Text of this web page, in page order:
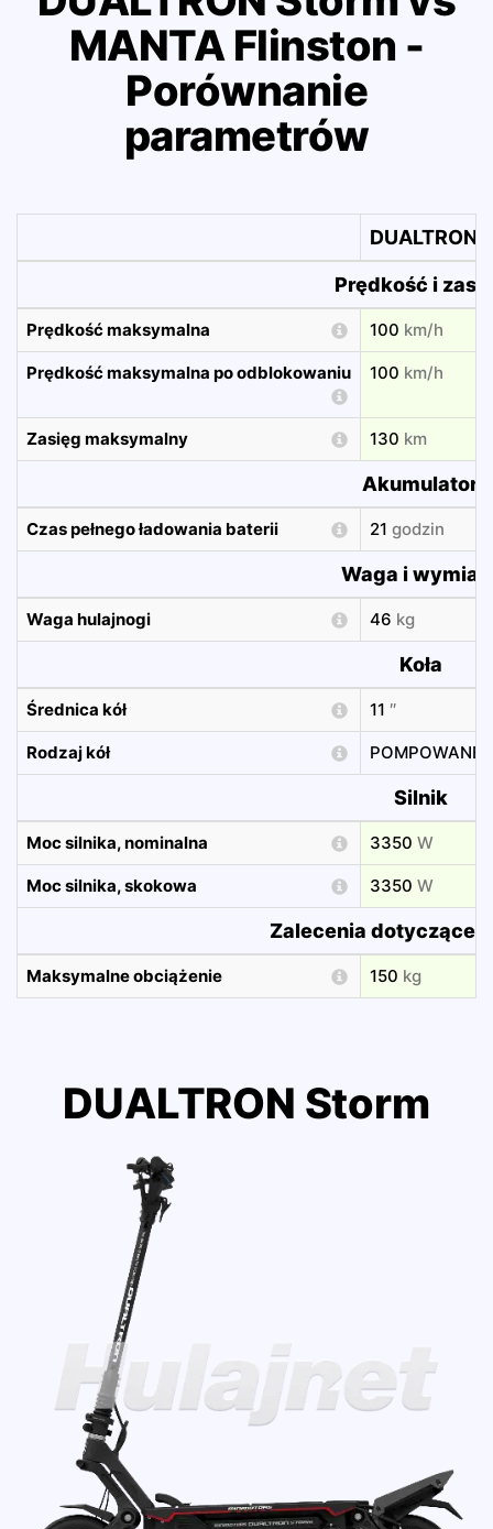
MANTA Flinston -
Porównanie
parametrów
DUALTRON
Prędkość i
Prędkość maksymalna 100 km/h
Prędkość maksymalna po odblokowaniu 100 km/h
Zasięg maksymalny 130 km
Akumulator
Czas pełnego ładowania baterii 21 godzin
Waga i
Waga hulajnogi 46 kg
Koła
Średnica kół 11 ″
Rodzaj kół POMPOWANE
Silnik
Moc silnika, nominalna 3350 W
Moc silnika, skokowa 3350 W
Zalecenia dotyczące
Maksymalne obciążenie 150 kg
DUALTRON Storm